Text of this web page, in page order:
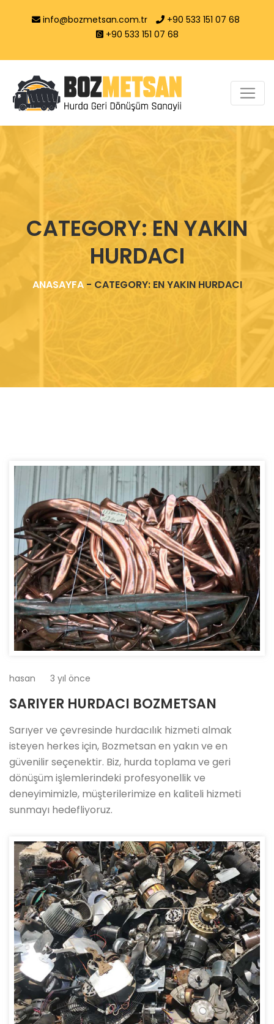
info@bozmetsan.com.tr
+90 533 151 07 68
+90 533 151 07 68
CATEGORY: EN YAKIN
HURDACI
ANASAYFA- CATEGORY: EN YAKIN HURDACI
hasan 3 yıl önce
SARIYER HURDACI BOZMETSAN
Sarıyer ve çevresinde hurdacılık hizmeti almak
isteyen herkes için, Bozmetsan en yakın ve en
güvenilir seçenektir. Biz, hurda toplama ve geri
dönüşüm işlemlerindeki profesyonellik ve
deneyimimizle, müşterilerimize en kaliteli hizmeti
sunmayı hedefliyoruz.